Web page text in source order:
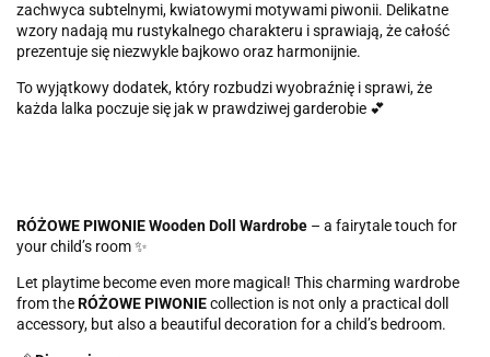
zachwyca subtelnymi, kwiatowymi motywami piwonii. Delikatne
wzory nadają mu rustykalnego charakteru i sprawiają, że całość
prezentuje się niezwykle bajkowo oraz harmonijnie.
To wyjątkowy dodatek, który rozbudzi wyobraźnię i sprawi, że
każda lalka poczuje się jak w prawdziwej garderobie 💕
RÓŻOWE PIWONIE Wooden Doll Wardrobe – a fairytale touch for
your child’s room ✨
Let playtime become even more magical! This charming wardrobe
from theRÓŻOWE PIWONIEcollection is not only a practical doll
accessory, but also a beautiful decoration for a child’s bedroom.